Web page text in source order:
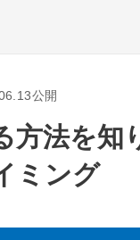
公開
方法を知
ミング